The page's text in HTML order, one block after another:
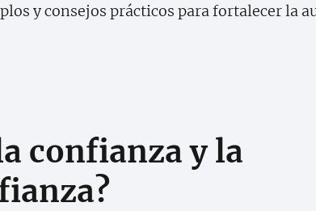
y consejos prácticos para fortalecer la
confianza y la